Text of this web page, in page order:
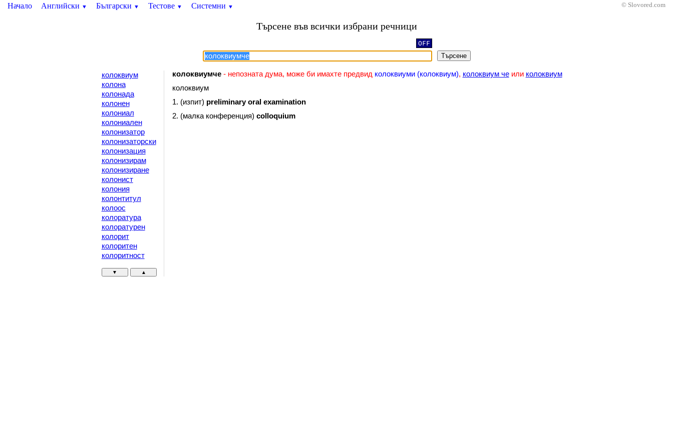
Начало Английски ▼ Български ▼ Тестове ▼ Системни ▼ © Slovored.com
Търсене във всички избрани речници
OFF
Търсене
колоквиум
колона
колонада
колонен
колониал
колониален
колонизатор
колонизаторски
колонизация
колонизирам
колонизиране
колонист
колония
колонтитул
колоос
колоратура
колоратурен
колорит
колоритен
колоритност
▼ ▲
колоквиумче- непозната дума, може би имахте предвид колоквиуми (колоквиум), колоквиум чеили колоквиум
колоквиум
1. (изпит) preliminary oral examination
2. (малка конференция) colloquium